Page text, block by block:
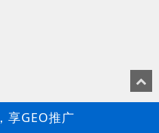
享GEO推广